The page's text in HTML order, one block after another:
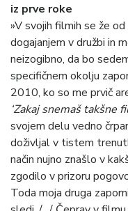
iz prve roke
»V svojih filmih se že
dogajanjem v družbi in
neizogibno, da bo
specifičnem okolju
2010, ko so me prvič
‘Zakaj snemaš takšne
svojem delu vedno
doživljal v tistem
način nujno znašlo v
zgodilo v prizoru
Toda moja druga